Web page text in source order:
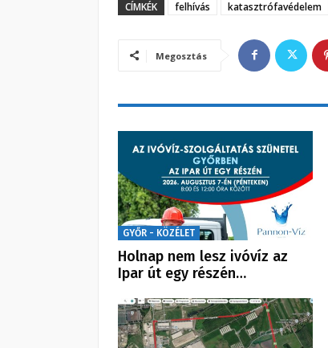
CÍMKÉK felhívás katasztrófavédelem
Megosztás
GYŐR - KÖZÉLET
Holnap nem lesz ivóvíz az
Ipar út egy részén…